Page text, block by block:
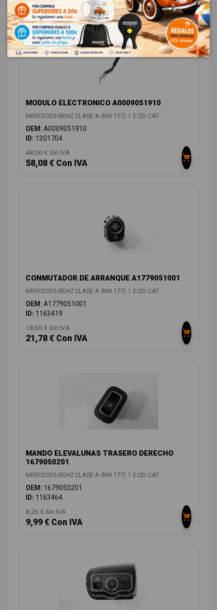
MODULO ELECTRONICO A0009051910
MERCEDES-BENZ CLASE A (BM 177) 1.5 CDI CAT
OEM: A0009051910
ID: 1301704
48,00 € Sin IVA
58,08 € Con IVA
CONMUTADOR DE ARRANQUE A1779051001
MERCEDES-BENZ CLASE A (BM 177) 1.5 CDI CAT
OEM: A1779051001
ID: 1163419
18,00 € Sin IVA
21,78 € Con IVA
MANDO ELEVALUNAS TRASERO DERECHO
1679050201
MERCEDES-BENZ CLASE A (BM 177) 1.5 CDI CAT
OEM: 1679050201
ID: 1163464
8,26 € Sin IVA
9,99 € Con IVA